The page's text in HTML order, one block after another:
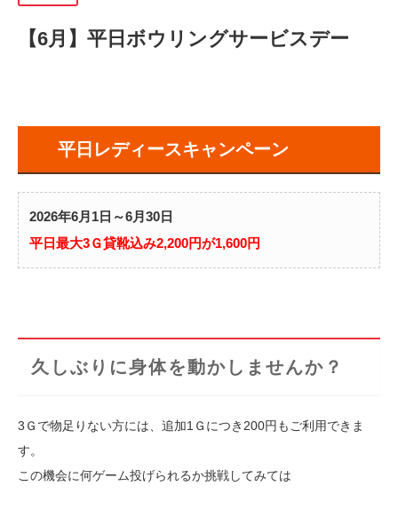
【6月】平日ボウリングサービスデー
平日レディースキャンペーン
2026年6月1日～6月30日
平日最大3Ｇ貸靴込み2,200円が1,600円
久しぶりに身体を動かしませんか？
3Ｇで物足りない方には、追加1Ｇにつき200円もご利用できま
す。
この機会に何ゲーム投げられるか挑戦してみては